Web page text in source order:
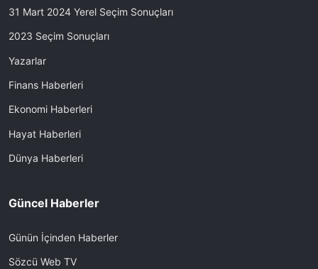
31 Mart 2024 Yerel Seçim Sonuçları
2023 Seçim Sonuçları
Yazarlar
Finans Haberleri
Ekonomi Haberleri
Hayat Haberleri
Dünya Haberleri
Güncel Haberler
Günün İçinden Haberler
Sözcü Web TV